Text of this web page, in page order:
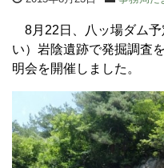
8月22日、八ッ場ダム予
い）岩陰遺跡で発掘調査
明会を開催しました。